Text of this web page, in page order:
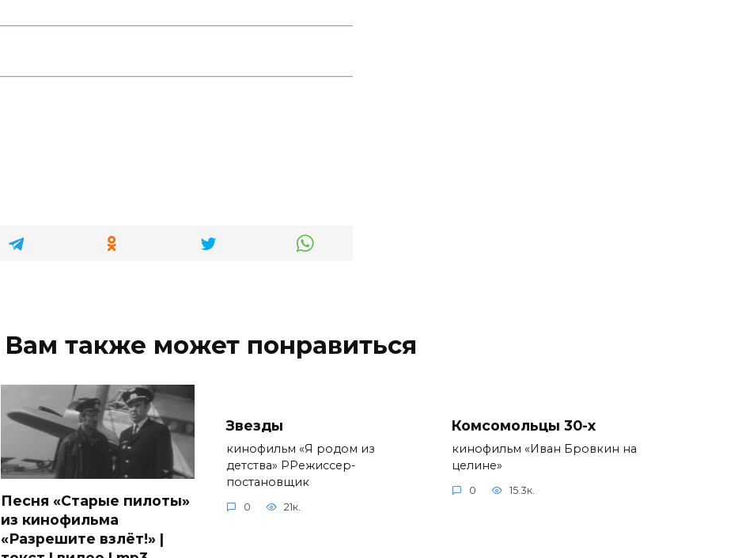
Вам также может понравиться
Песня «Старые пилоты»
из кинофильма
«Разрешите взлёт!» |
Звезды
кинофильм «Я родом из
детства» РРежиссер-
постановщик
0 21к.
Комсомольцы 30-x
кинофильм «Иван Бровкин на
целине»
0 15.3к.